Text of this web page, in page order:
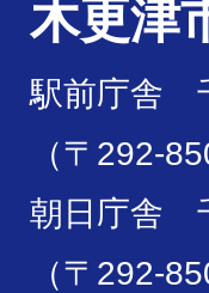
木更津
駅前庁舎
（〒292-
朝日庁舎
（〒292-